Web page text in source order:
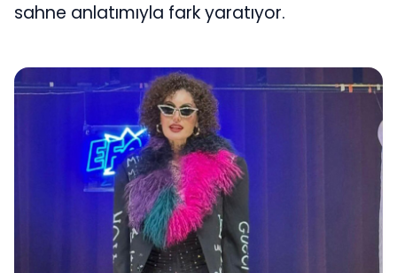
sahne anlatımıyla fark yaratıyor.